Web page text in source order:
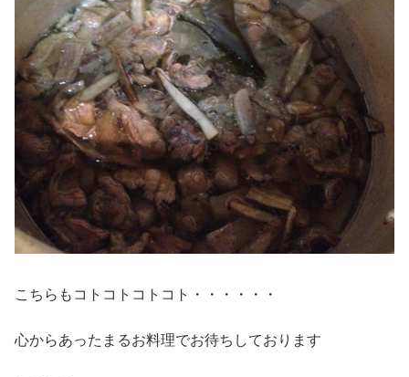
こちらもコトコトコトコト・・・・・・
心からあったまるお料理でお待ちしております